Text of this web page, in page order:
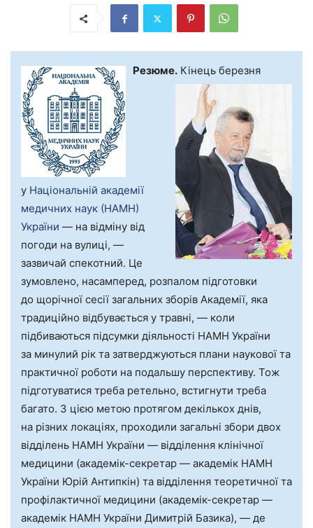
Резюме. Кінець березня
у Національній академії
медичних наук (НАМН)
України — на відміну від
погоди на вулиці, —
зазвичай спекотний. Це
зумовлено, насамперед, розпалом підготовки
до щорічної сесії загальних зборів Академії, яка
традиційно відбувається у травні, — коли
підбиваються підсумки діяльності НАМН України
за минулий рік та затверджуються плани наукової та
практичної роботи на подальшу перспективу. Тож
підготуватися треба ретельно, встигнути треба
багато. З цією метою протягом декількох днів,
на різних локаціях, проходили загальні збори двох
відділень НАМН України — відділення клінічної
медицини (академік-секретар — академік НАМН
України Юрій Антипкін) та відділення теоретичної та
профілактичної медицини (академік-секретар —
академік НАМН України Димитрій Базика), — де